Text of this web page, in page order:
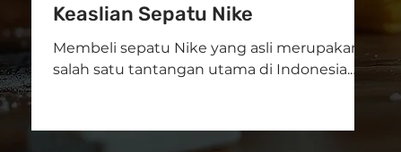
Keaslian Sepatu Nike
Membeli sepatu Nike yang asli merupakan
salah satu tantangan utama di Indonesia.